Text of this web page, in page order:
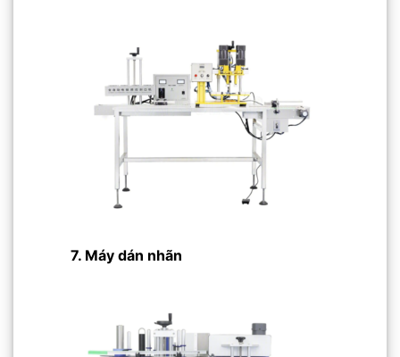
7. Máy dán nhãn